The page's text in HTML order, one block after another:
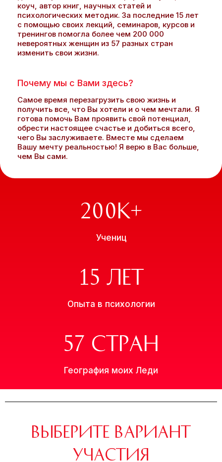
коуч, автор книг, научных статей и
психологических методик. За последние 15 лет
с помощью своих лекций, семинаров, курсов и
тренингов помогла более чем 200 000
невероятных женщин из 57 разных стран
изменить свои жизни.
Почему мы с Вами здесь?
Самое время перезагрузить свою жизнь и
получить все, что Вы хотели и о чем мечтали. Я
готова помочь Вам проявить свой потенциал,
обрести настоящее счастье и добиться всего,
чего Вы заслуживаете. Вместе мы сделаем
Вашу мечту реальностью! Я верю в Вас больше,
чем Вы сами.
200 К+
Учениц
15 ЛЕТ
Опыта в психологии
57 СТРАН
География моих Леди
Выберите вариант
участия
Ваши данные не будут переданы 3-м лицам